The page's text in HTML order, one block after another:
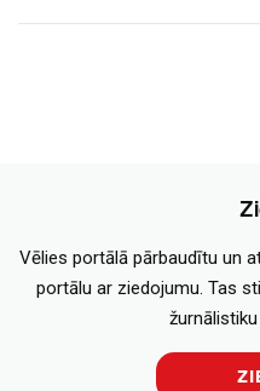
Vēlies portālā pārbaudītu un
portālu ar ziedojumu. Tas